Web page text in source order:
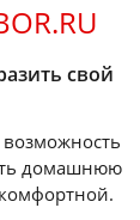
свой
домашнюю